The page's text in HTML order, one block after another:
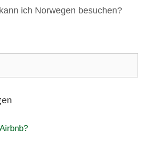
ich Norwegen besuchen?